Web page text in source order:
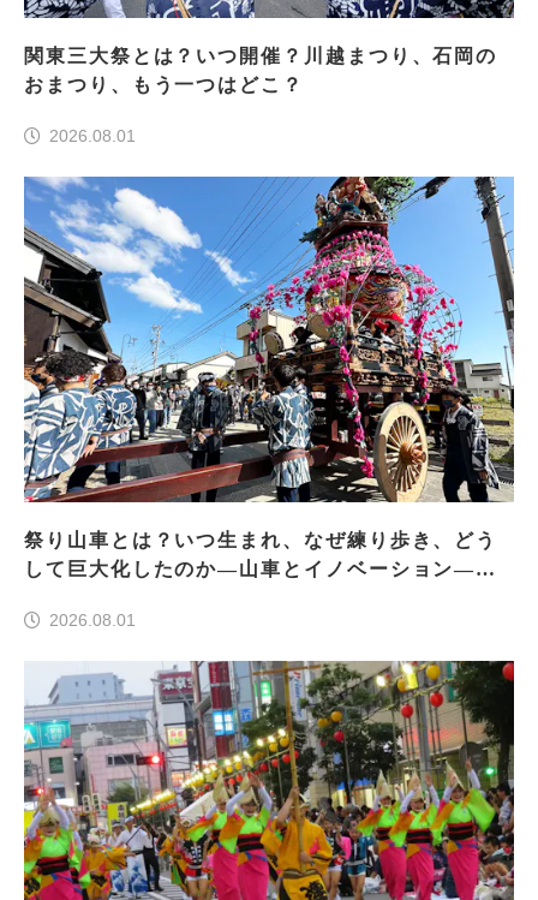
関東三大祭とは？いつ開催？川越まつり、石岡の
おまつり、もう一つはどこ？
2026.08.01
祭り山車とは？いつ生まれ、なぜ練り歩き、どう
して巨大化したのか―山車とイノベーション―＜
2026.08.01